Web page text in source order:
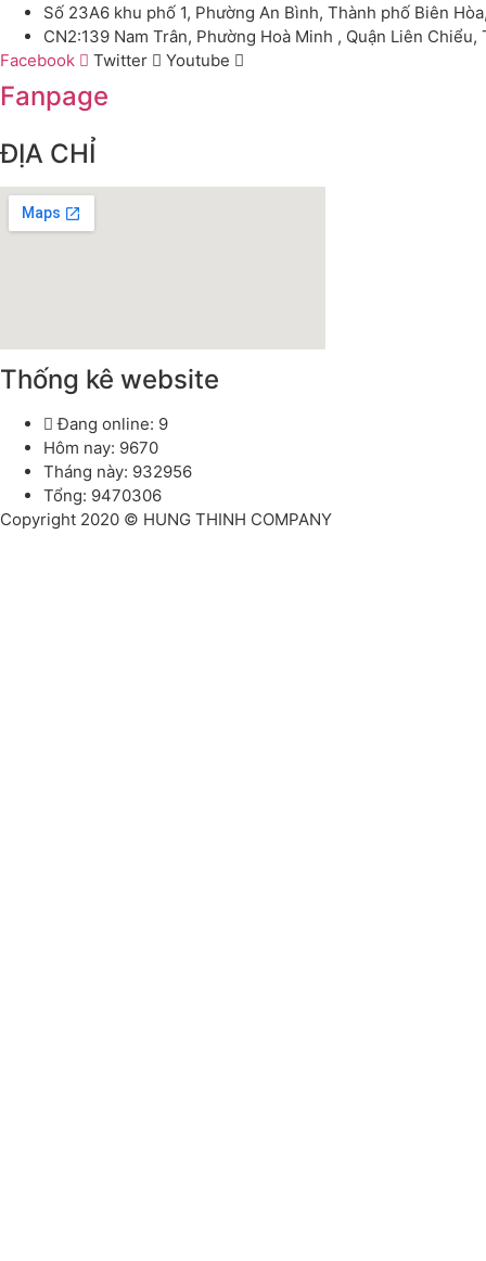
Số 23A6 khu phố 1, Phường An Bình, Thành phố Biên
CN2:139 Nam Trân, Phường Hoà Minh , Quận Liên Chiểu,
Facebook
Twitter Youtube
Fanpage
ĐỊA CHỈ
Thống kê website
Đang online: 9
Hôm nay: 9670
Tháng này: 932956
Tổng: 9470306
Copyright 2020 © HUNG THINH COMPANY